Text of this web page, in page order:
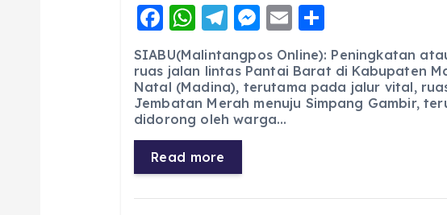
F
a
c
e
b
o
o
k
W
h
a
ts
A
p
p
T
e
g
r
a
m
M
ss
e
n
E
m
ai
l
h
a
re
SIABU(Malintangpos Online): Peningkatan
ruas jalan lintas Pantai Barat di Kabupaten
Natal (Madina), terutama pada jalur vital,
Jembatan Merah menuju Simpang Gambir,
didorong oleh warga…
Read more